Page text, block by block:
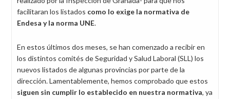
facilitaran los listados como lo exige la normativa de
Endesa y la norma UNE.
En estos últimos dos meses, se han comenzado a recibir en
los distintos comités de Seguridad y Salud Laboral (SLL) los
nuevos listados de algunas provincias por parte de la
dirección. Lamentablemente, hemos comprobado que estos
siguen sin cumplir lo establecido en nuestra normativa, ya